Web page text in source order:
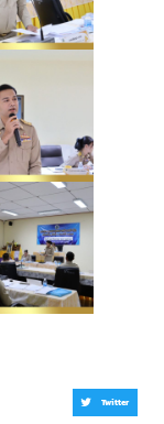
Twitter